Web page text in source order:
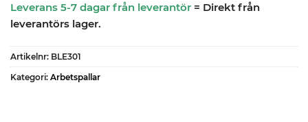
Leverans 5-7 dagar från leverantör = Direkt från
leverantörs lager.
Artikelnr: BLE301
Kategori: Arbetspallar